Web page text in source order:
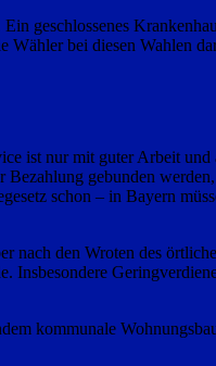
geschlossenes
bei diesen Wahlen
ist nur mit guter Arbeit und
gebunden
schon – in Bayern
nach den Wroten des
Insbesondere
kommunale